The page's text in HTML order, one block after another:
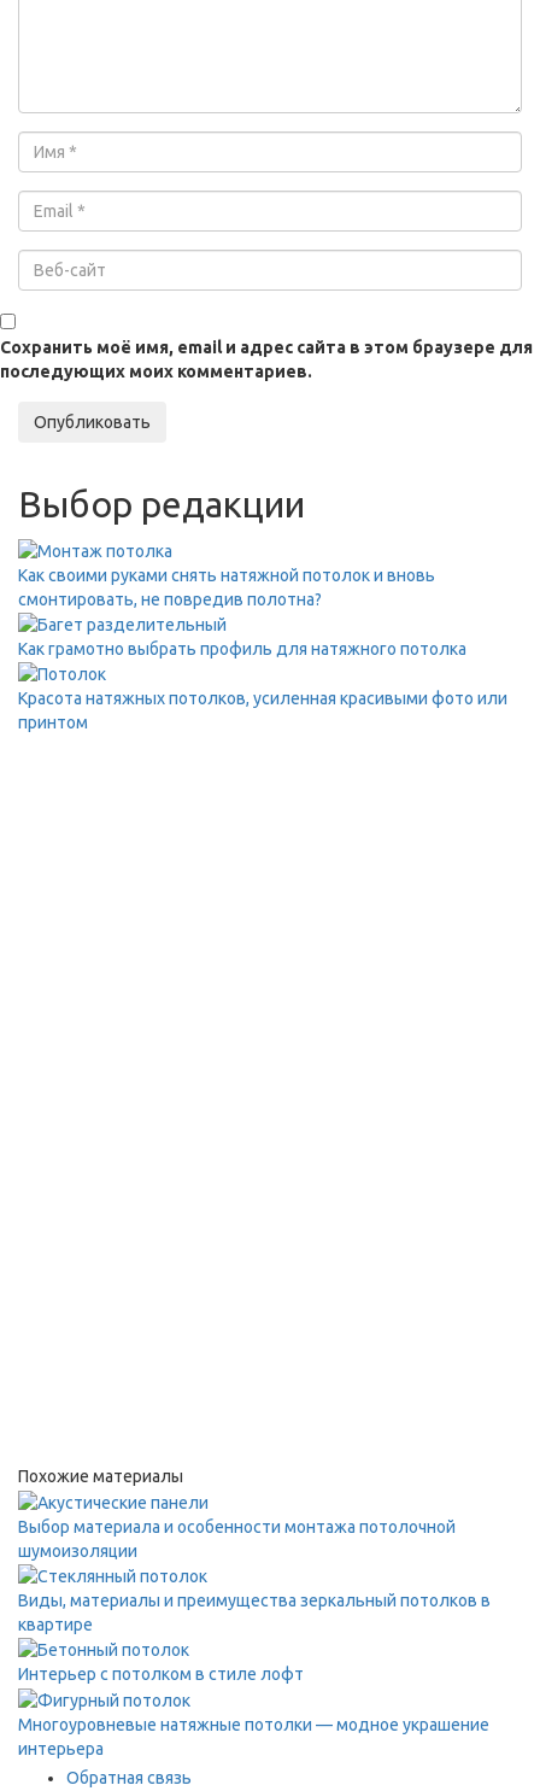
Сохранить моё имя, email и адрес сайта в этом браузере для
последующих моих комментариев.
Опубликовать
Выбор редакции
Как своими руками снять натяжной потолок и вновь
смонтировать, не повредив полотна?
Как грамотно выбрать профиль для натяжного потолка
Красота натяжных потолков, усиленная красивыми фото или
принтом
Похожие материалы
Выбор материала и особенности монтажа потолочной
шумоизоляции
Виды, материалы и преимущества зеркальный потолков в
квартире
Интерьер с потолком в стиле лофт
Многоуровневые натяжные потолки — модное украшение
интерьера
Обратная связь